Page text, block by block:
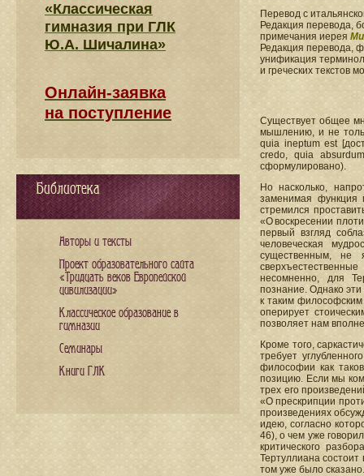
Перевод с
Редакция перевода,
примечания иерея
Редакция перевода,
унификация
и греческих текстов
Существует общее
мышлению, и не
quia ineptum est
credo, quia
сформулировано).
Но насколько,
заменимая функция
стремился
«О воскресении
первый взгляд
человеческая
существенным, не
несомненно, для
познание. Однако
к таким
оперирует
позволяет нам
Кроме того,
требует
философии как
позицию. Если мы
трех его
«О прескрипции
произведениях
идею, согласно
46), о чем уже
критического
Тертуллиана
том уже было сказано.
«Классическая
гимназия при ГЛК
Ю.А. Шичалина»
Онлайн-заявка
на поступление
Библиотека
Авторы и тексты
Проект образовательного сайта
«Тридцать веков Европейской
цивилизации»
Классическое образование в
гимназии
Семинары
Книги ГЛК